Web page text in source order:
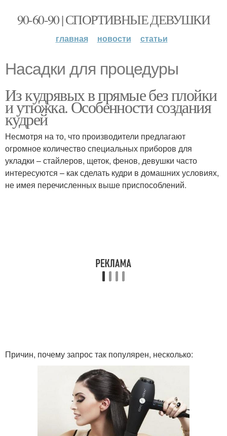
90-60-90 | СПОРТИВНЫЕ ДЕВУШКИ
главная новости статьи
Насадки для процедуры
Из кудрявых в прямые без плойки
и утюжка. Особенности создания
кудрей
Несмотря на то, что производители предлагают
огромное количество специальных приборов для
укладки – стайлеров, щеток, фенов, девушки часто
интересуются – как сделать кудри в домашних условиях,
не имея перечисленных выше приспособлений.
Причин, почему запрос так популярен, несколько: